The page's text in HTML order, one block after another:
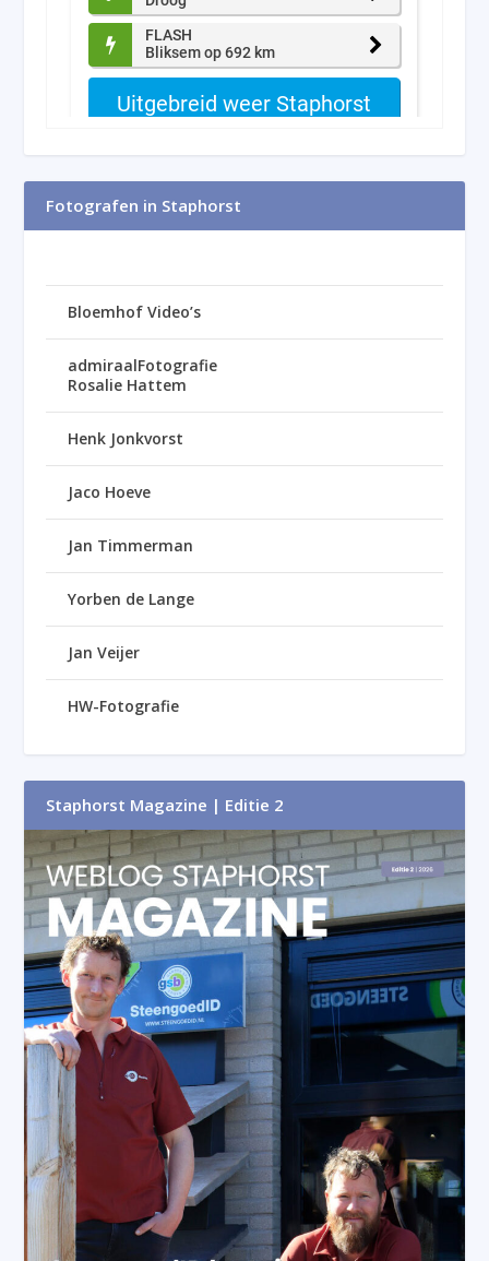
Fotografen in Staphorst
Bloemhof Video’s
admiraalFotografie
Rosalie Hattem
Henk Jonkvorst
Jaco Hoeve
Jan Timmerman
Yorben de Lange
Jan Veijer
HW-Fotografie
Staphorst Magazine | Editie 2